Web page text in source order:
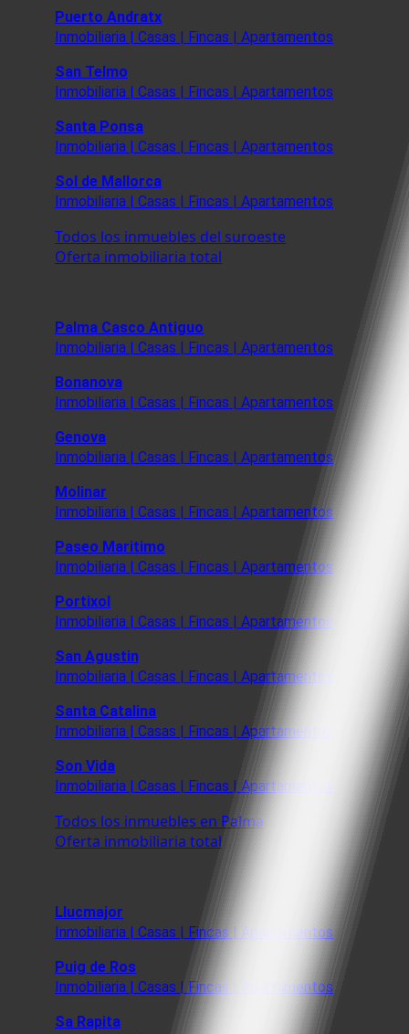
Puerto Andratx
Inmobiliaria | Casas | Fincas | Apartamentos
San Telmo
Inmobiliaria | Casas | Fincas | Apartamentos
Santa Ponsa
Inmobiliaria | Casas | Fincas | Apartamentos
Sol de Mallorca
Inmobiliaria | Casas | Fincas | Apartamentos
Todos los inmuebles del suroeste
Oferta inmobiliaria total
Palma Casco Antiguo
Inmobiliaria | Casas | Fincas | Apartamentos
Bonanova
Inmobiliaria | Casas | Fincas | Apartamentos
Genova
Inmobiliaria | Casas | Fincas | Apartamentos
Molinar
Inmobiliaria | Casas | Fincas | Apartamentos
Paseo Maritimo
Inmobiliaria | Casas | Fincas | Apartamentos
Portixol
Inmobiliaria | Casas | Fincas | Apartamentos
San Agustin
Inmobiliaria | Casas | Fincas | Apartamentos
Santa Catalina
Inmobiliaria | Casas | Fincas | Apartamentos
Son Vida
Inmobiliaria | Casas | Fincas | Apartamentos
Todos los inmuebles en Palma
Oferta inmobiliaria total
Llucmajor
Inmobiliaria | Casas | Fincas | Apartamentos
Puig de Ros
Inmobiliaria | Casas | Fincas | Apartamentos
Sa Rapita